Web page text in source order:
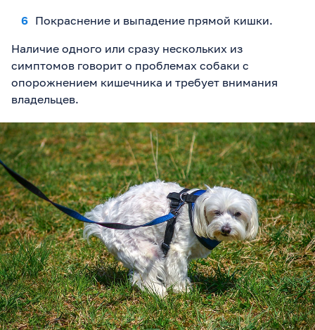
Покраснение и выпадение прямой кишки.
Наличие одного или сразу нескольких из
симптомов говорит о проблемах собаки с
опорожнением кишечника и требует внимания
владельцев.